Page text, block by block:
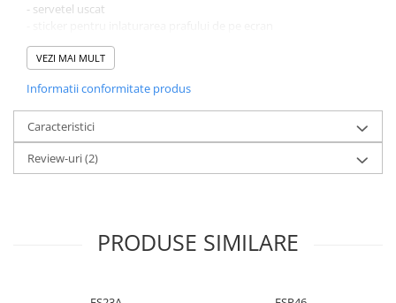
- servetel uscat
VEZI MAI MULT
Informatii conformitate produs
Caracteristici
Review-uri(2)
PRODUSE SIMILARE